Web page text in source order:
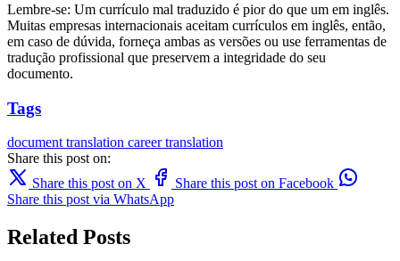
Lembre-se: Um currículo mal traduzido é pior do que um em inglês.
Muitas empresas internacionais aceitam currículos em inglês, então,
em caso de dúvida, forneça ambas as versões ou use ferramentas de
tradução profissional que preservem a integridade do seu
documento.
Tags
document translation careertranslation
Share this post on:
Share this post on X
Share this post on Facebook
Share this post via WhatsApp
Related Posts